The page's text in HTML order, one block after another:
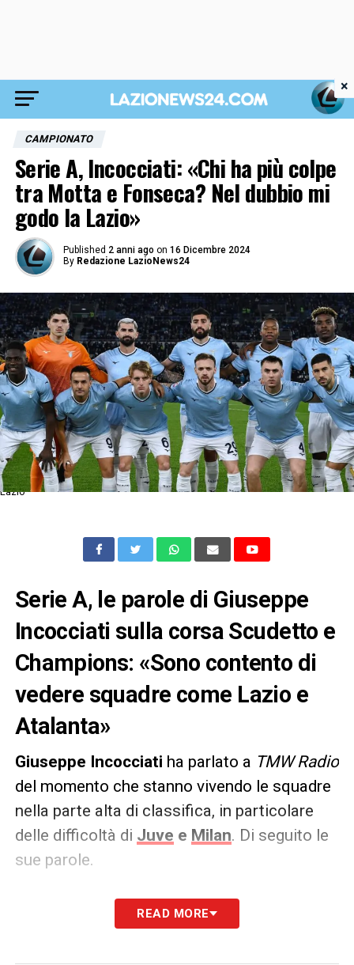
CAMPIONATO
Serie A, Incocciati: «Chi ha più colpe
tra Motta e Fonseca? Nel dubbio mi
godo la Lazio»
Published 2 anni ago on 16 Dicembre 2024
By Redazione LazioNews24
Lazio
Serie A, le parole di Giuseppe
Incocciati sulla corsa Scudetto e
Champions: «Sono contento di
vedere squadre come Lazio e
Atalanta»
Giuseppe Incocciati ha parlato a TMW Radio
del momento che stanno vivendo le squadre
nella parte alta di classifica, in particolare
delle difficoltà di Juve e Milan. Di seguito le
sue parole.
Chi ha più colpe tra Motta e
Fonseca? Se fanno la conta, tutti e due è
READ MORE
×